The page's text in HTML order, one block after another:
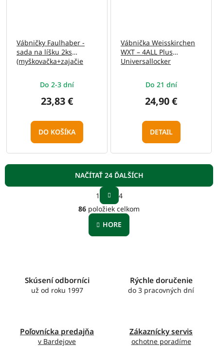
Vábničky Faulhaber -
sada na líšku 2ks
(myškovačka+zajačie
Do 2-3 dní
23,83 €
DO KOŠÍKA
Vábnička Weisskirchen
WXT – 4ALL Plus
Universallocker
Do 21 dní
24,90 €
DETAIL
O
v
l
NAČÍTAŤ 24 ĎALŠÍCH
t
r
á
n
o
1
4
86 položiek celkom
HORE
Skúsení odborníci
už od roku 1997
Rýchle doručenie
do 3 pracovných dní
Poľovnícka predajňa
v Bardejove
Zákaznícky servis
ochotne poradíme